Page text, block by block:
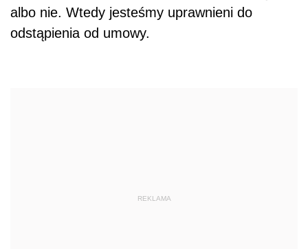
albo nie. Wtedy jesteśmy uprawnieni do
odstąpienia od umowy.